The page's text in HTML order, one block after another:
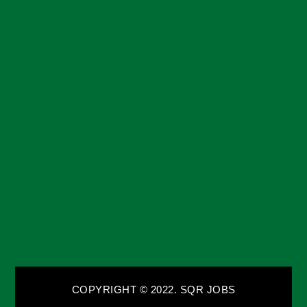
COPYRIGHT © 2022. SQR JOBS